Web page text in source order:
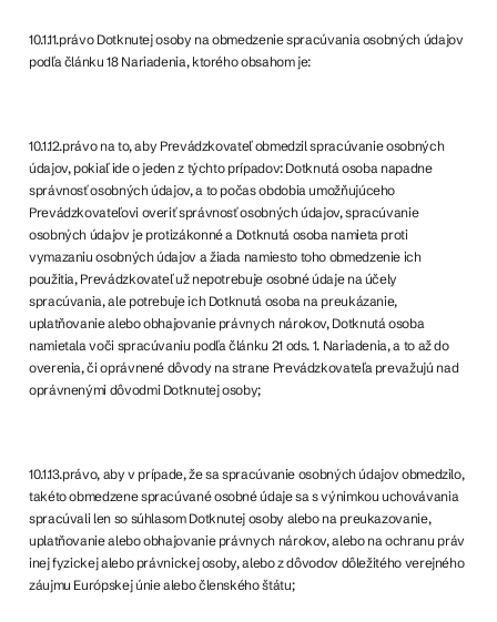
10.1.11.právo Dotknutej osoby na obmedzenie spracúvania osobných údajov
podľa článku 18 Nariadenia, ktorého obsahom je:
10.1.12.právo na to, aby Prevádzkovateľ obmedzil spracúvanie osobných
údajov, pokiaľ ide o jeden z týchto prípadov: Dotknutá osoba napadne
správnosť osobných údajov, a to počas obdobia umožňujúceho
Prevádzkovateľovi overiť správnosť osobných údajov, spracúvanie
osobných údajov je protizákonné a Dotknutá osoba namieta proti
vymazaniu osobných údajov a žiada namiesto toho obmedzenie ich
použitia, Prevádzkovateľ už nepotrebuje osobné údaje na účely
spracúvania, ale potrebuje ich Dotknutá osoba na preukázanie,
uplatňovanie alebo obhajovanie právnych nárokov, Dotknutá osoba
namietala voči spracúvaniu podľa článku 21 ods. 1. Nariadenia, a to až do
overenia, či oprávnené dôvody na strane Prevádzkovateľa prevažujú nad
oprávnenými dôvodmi Dotknutej osoby;
10.1.13.právo, aby v prípade, že sa spracúvanie osobných údajov obmedzilo,
takéto obmedzene spracúvané osobné údaje sa s výnimkou uchovávania
spracúvali len so súhlasom Dotknutej osoby alebo na preukazovanie,
uplatňovanie alebo obhajovanie právnych nárokov, alebo na ochranu práv
inej fyzickej alebo právnickej osoby, alebo z dôvodov dôležitého verejného
záujmu Európskej únie alebo členského štátu;